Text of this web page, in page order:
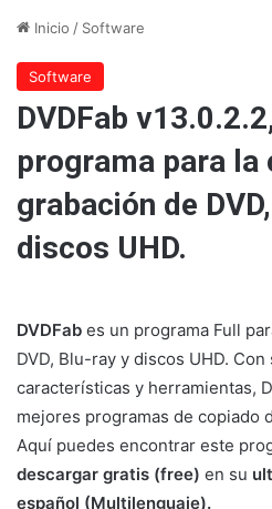
Inicio / Software
Software
DVDFab
programa para la
grabación de
discos UHD.
DVDFab es un programa Full
DVD, Blu-ray y discos UHD. Con
características y herramientas,
mejores programas de copiado
Aquí puedes encontrar este
descargar gratis (free) en su
español (Multilenguaje).